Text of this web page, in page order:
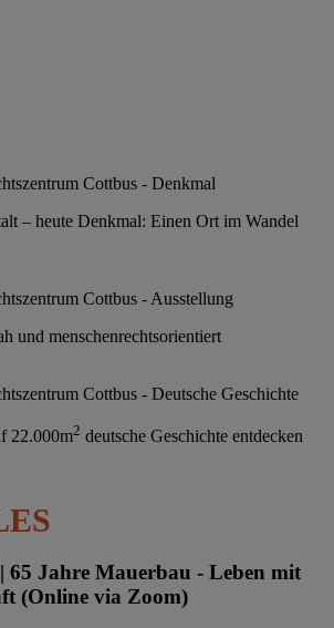
– heute Denkmal: Einen Ort im Wandel
und menschenrechtsorientiert
22.000m2 deutsche Geschichte entdecken
65 Jahre Mauerbau - Leben mit
(Online via Zoom)